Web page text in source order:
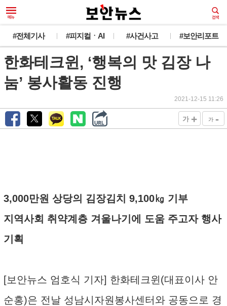
#전체기사 #피지컬ㆍAI #사건사고 #보안리포트
한화테크윈, ‘행복의 맛 김장 나
눔’ 봉사활동 진행
2021-12-15 11:26
가 + 가 -
3,000만원 상당의 김장김치 9,100㎏ 기부
지역사회 취약계층 겨울나기에 도움 주고자 행사
기획
[보안뉴스 엄호식 기자] 한화테크윈(대표이사 안
순홍)은 전날 성남시자원봉사센터와 공동으로 경